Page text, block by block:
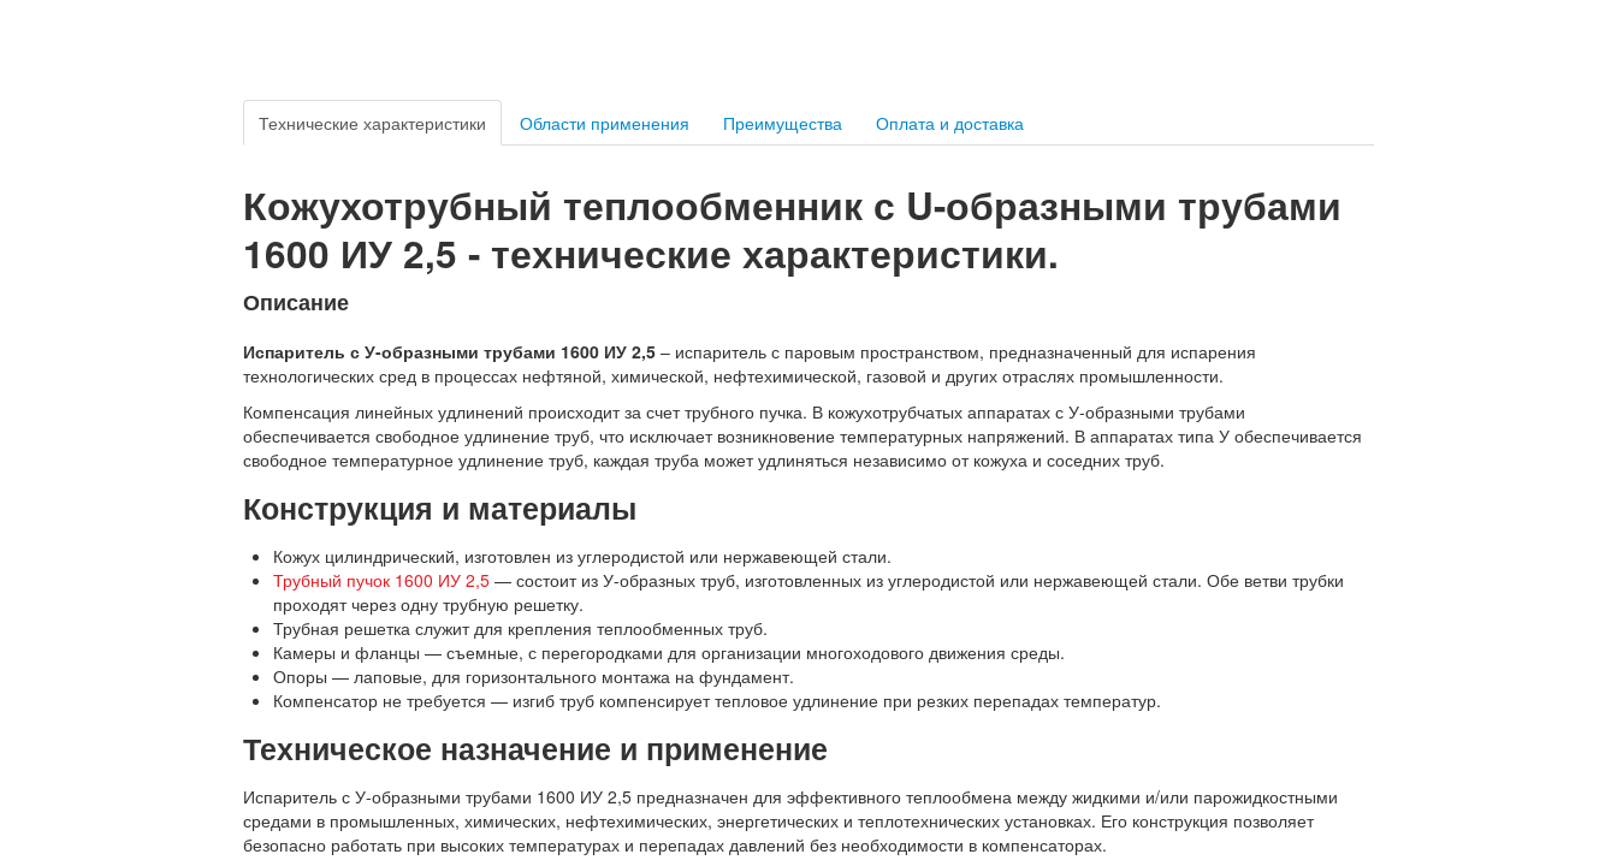
Технические характеристики Области применения Преимущества Оплата и доставка
Кожухотрубный теплообменник с U-образными трубами
1600 ИУ 2,5 - технические характеристики.
Описание
Испаритель с У-образными трубами 1600 ИУ 2,5 – испаритель с паровым пространством, предназначенный для испарения
технологических сред в процессах нефтяной, химической, нефтехимической, газовой и других отраслях промышленности.
Компенсация линейных удлинений происходит за счет трубного пучка. В кожухотрубчатых аппаратах с У-образными трубами
обеспечивается свободное удлинение труб, что исключает возникновение температурных напряжений. В аппаратах типа У обеспечивается
свободное температурное удлинение труб, каждая труба может удлиняться независимо от кожуха и соседних труб.
Конструкция и материалы
Кожух цилиндрический, изготовлен из углеродистой или нержавеющей стали.
Трубный пучок 1600 ИУ 2,5 — состоит из У-образных труб, изготовленных из углеродистой или нержавеющей стали. Обе ветви трубки
проходят через одну трубную решетку.
Трубная решетка служит для крепления теплообменных труб.
Камеры и фланцы — съемные, с перегородками для организации многоходового движения среды.
Опоры — лаповые, для горизонтального монтажа на фундамент.
Компенсатор не требуется — изгиб труб компенсирует тепловое удлинение при резких перепадах температур.
Техническое назначение и применение
Испаритель с У-образными трубами 1600 ИУ 2,5 предназначен для эффективного теплообмена между жидкими и/или парожидкостными
средами в промышленных, химических, нефтехимических, энергетических и теплотехнических установках. Его конструкция позволяет
безопасно работать при высоких температурах и перепадах давлений без необходимости в компенсаторах.